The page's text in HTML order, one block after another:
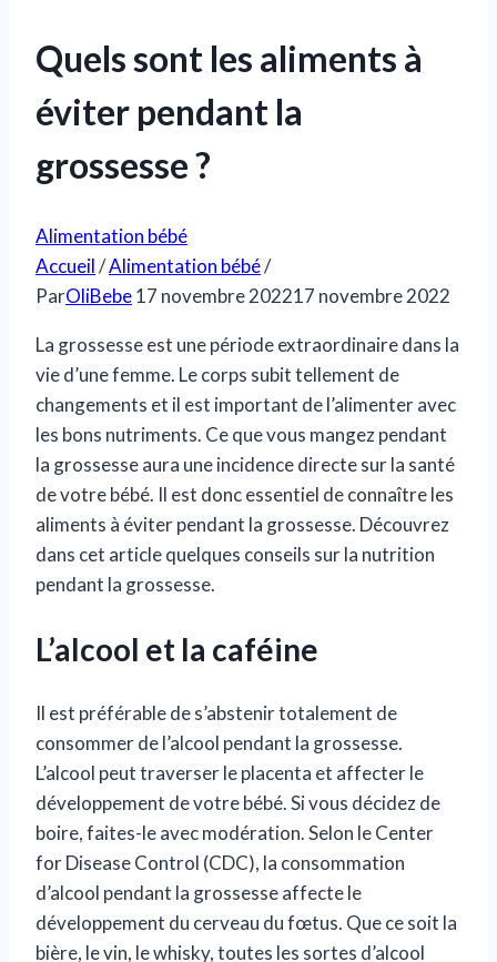
Quels sont les aliments à
éviter pendant la
grossesse ?
Alimentation bébé
Accueil/Alimentation bébé/
ParOliBebe17 novembre 202217 novembre 2022
La grossesse est une période extraordinaire dans la
vie d’une femme. Le corps subit tellement de
changements et il est important de l’alimenter avec
les bons nutriments. Ce que vous mangez pendant
la grossesse aura une incidence directe sur la santé
de votre bébé. Il est donc essentiel de connaître les
aliments à éviter pendant la grossesse. Découvrez
dans cet article quelques conseils sur la nutrition
pendant la grossesse.
L’alcool et la caféine
Il est préférable de s’abstenir totalement de
consommer de l’alcool pendant la grossesse.
L’alcool peut traverser le placenta et affecter le
développement de votre bébé. Si vous décidez de
boire, faites-le avec modération. Selon le Center
for Disease Control (CDC), la consommation
d’alcool pendant la grossesse affecte le
développement du cerveau du fœtus. Que ce soit la
bière, le vin, le whisky, toutes les sortes d’alcool